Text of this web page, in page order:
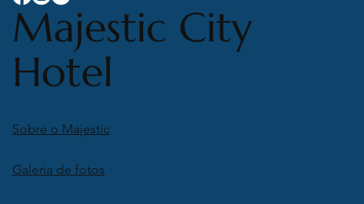
Majestic City
Hotel
Sobre o Majestic
Galeria de fotos